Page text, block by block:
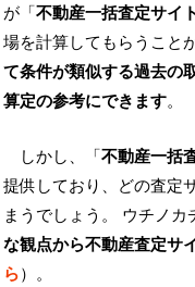
が「不動産一括査定サイト
場を計算してもらうこと
て条件が類似する過去の
算定の参考にできます。
しかし、「不動産一括
提供しており、どの査定
まうでしょう。 ウチノカ
な観点から不動産査定サ
ら）。